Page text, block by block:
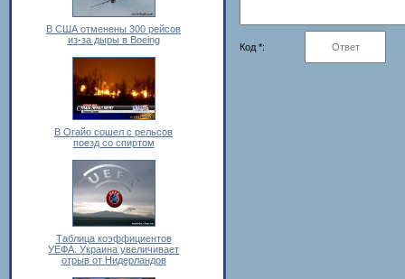
В США отменены 300 рейсов
из-за дыры в Boeing
В Огайо сошел с рельсов
поезд со спиртом
Таблица коэффициентов
УЕФА. Украина увеличивает
отрыв от Нидерландов
Код *: